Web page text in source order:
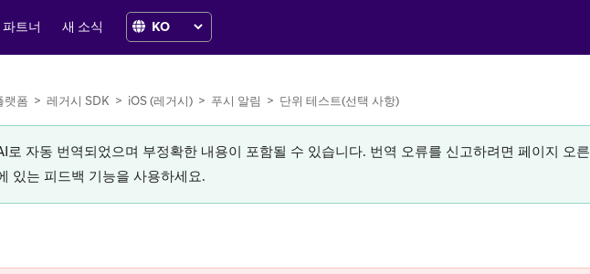
트너 새 소식
랫폼 > 레거시 SDK > iOS (레거시) > 푸시 알림 > 단위 테스트(선택 사항)
로 자동 번역되었으며 부정확한 내용이 포함될 수 있습니다. 번역 오류를 신고하려면 페이지 오른
있는 피드백 기능을 사용하세요.